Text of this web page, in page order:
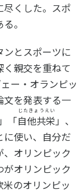
尽くした。スポ
。
ンとスポーツに
親交を重ねて
ー・オランピッ
文を発表する一
」「自他共栄
じたきょうえい
」、
使い、自分だ
オリンピック
オリンピック
のオリンピッ